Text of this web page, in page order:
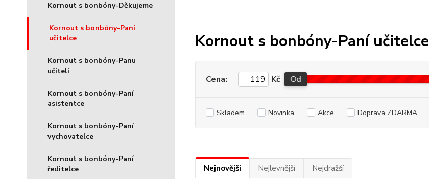
Kornout s bonbóny-Děkujeme
Kornout s bonbóny-Paní
učitelce
Kornout s bonbóny-Panu
učiteli
Kornout s bonbóny-Paní
asistentce
Kornout s bonbóny-Paní
vychovatelce
Kornout s bonbóny-Paní
ředitelce
Kornout s bonbóny-Paní učitelce
Cena: Kč Od
Skladem Novinka Akce Doprava ZDARMA
Nejnovější Nejlevnější Nejdražší